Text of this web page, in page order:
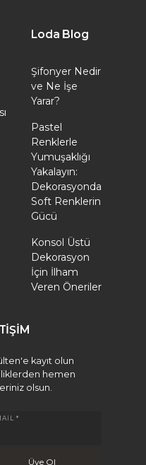
Loda Blog
Şifonyer Nedir
ve Ne İşe
Yarar?
Pastel
Renklerle
Yumuşaklığı
Yakalayın:
Dekorasyonda
Soft Renklerin
Gücü
Konsol Üstü
Dekorasyon
İçin İlham
Veren Öneriler
kayıt olun
hemen
olsun.
*